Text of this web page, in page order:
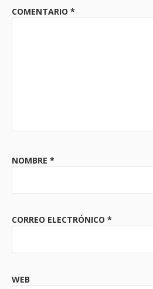
COMENTARIO *
NOMBRE *
CORREO ELECTRÓNICO *
WEB